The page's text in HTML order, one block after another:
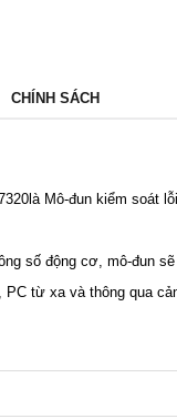
CHÍNH SÁCH
Mô-đun kiểm soát
số động cơ, mô-đun
từ xa và thông qua